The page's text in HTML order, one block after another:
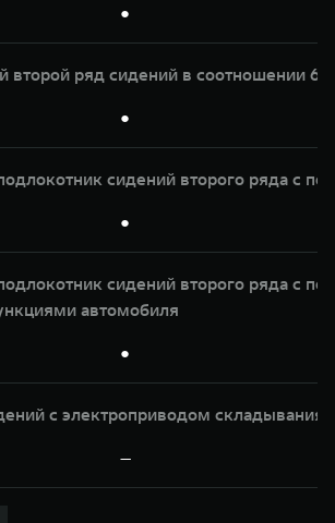
●
ряд сидений в соотношении
●
сидений второго ряда с
●
сидений второго ряда с
автомобиля
●
с электроприводом складывания
—